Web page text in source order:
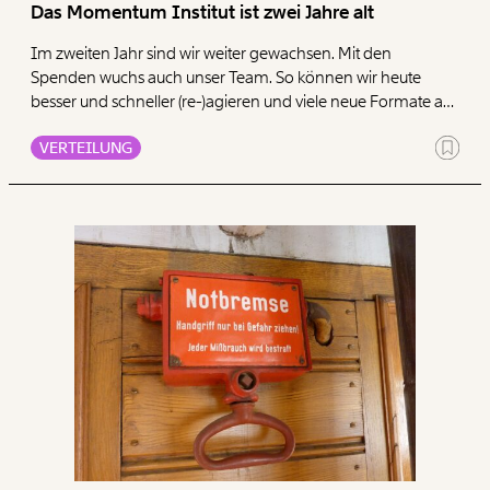
Das Momentum Institut ist zwei Jahre alt
Im zweiten Jahr sind wir weiter gewachsen. Mit den
Spenden wuchs auch unser Team. So können wir heute
besser und schneller (re-)agieren und viele neue Formate auf
wissenschaftlichen und journalistischen Debattenbeiträgen,
VERTEILUNG